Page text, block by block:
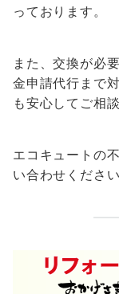
っております。
また、交換が必
金申請代行まで
も安心してご相
エコキュートの
い合わせください